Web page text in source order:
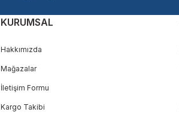
KURUMSAL
Hakkımızda
Mağazalar
İletişim Formu
Kargo Takibi